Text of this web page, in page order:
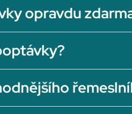
opravdu